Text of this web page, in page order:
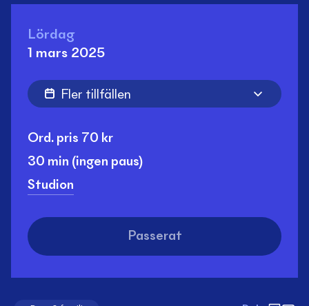
Lördag
1 mars 2025
Fler tillfällen
Ord. pris 70 kr
30 min (ingen paus)
Studion
Passerat